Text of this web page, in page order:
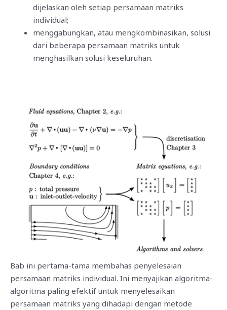
dijelaskan oleh setiap persamaan matriks
individual;
menggabungkan, atau mengkombinasikan, solusi
dari beberapa persamaan matriks untuk
menghasilkan solusi keseluruhan.
Bab ini pertama-tama membahas penyelesaian
persamaan matriks individual. Ini menyajikan algoritma-
algoritma paling efektif untuk menyelesaikan
persamaan matriks yang dihadapi dengan metode